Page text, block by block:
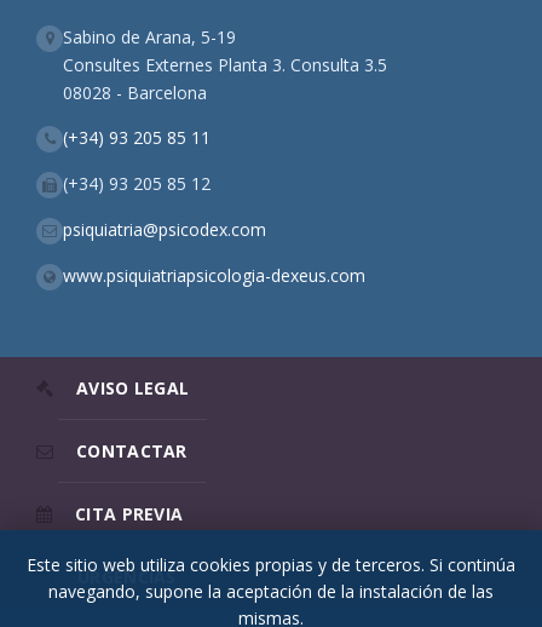
Sabino de Arana, 5-19
Consultes Externes Planta 3. Consulta 3.5
08028 - Barcelona
(+34) 93 205 85 11
(+34) 93 205 85 12
psiquiatria@psicodex.com
www.psiquiatriapsicologia-dexeus.com
AVISO LEGAL
CONTACTAR
CITA PREVIA
URGENCIAS
Este sitio web utiliza cookies propias y de terceros. Si continúa
navegando, supone la aceptación de la instalación de las
mismas.